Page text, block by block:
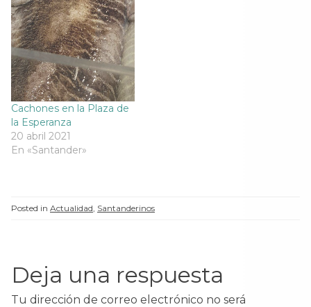
Cachones en la Plaza de
la Esperanza
20 abril 2021
En «Santander»
Posted in Actualidad Santanderinos
Deja una respuesta
Tu dirección de correo electrónico no será